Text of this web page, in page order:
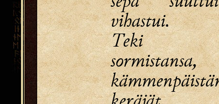
vihastui.
Teki
sormistansa,